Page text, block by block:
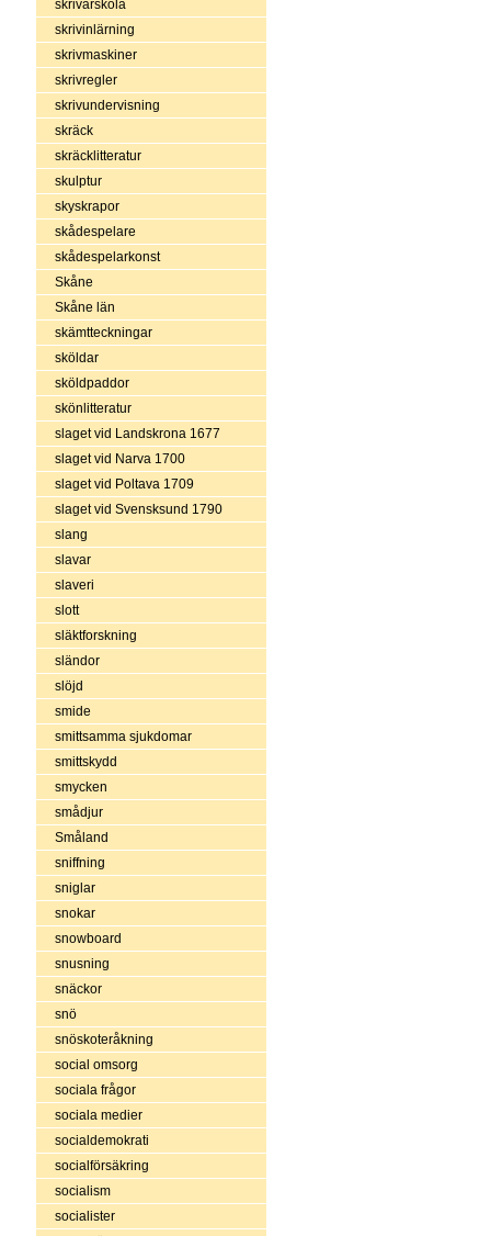
skrivarskola
skrivinlärning
skrivmaskiner
skrivregler
skrivundervisning
skräck
skräcklitteratur
skulptur
skyskrapor
skådespelare
skådespelarkonst
Skåne
Skåne län
skämtteckningar
sköldar
sköldpaddor
skönlitteratur
slaget vid Landskrona 1677
slaget vid Narva 1700
slaget vid Poltava 1709
slaget vid Svensksund 1790
slang
slavar
slaveri
slott
släktforskning
sländor
slöjd
smide
smittsamma sjukdomar
smittskydd
smycken
smådjur
Småland
sniffning
sniglar
snokar
snowboard
snusning
snäckor
snö
snöskoteråkning
social omsorg
sociala frågor
sociala medier
socialdemokrati
socialförsäkring
socialism
socialister